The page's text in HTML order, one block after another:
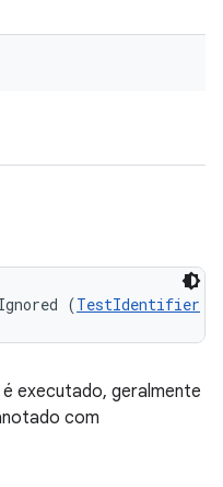
(TestIdentifier
executado, geralmente
com